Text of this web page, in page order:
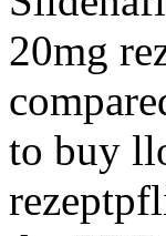
20mg
to buy